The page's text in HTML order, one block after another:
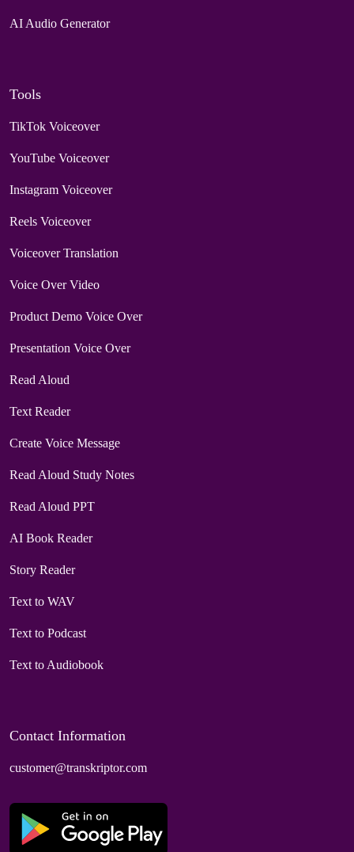
AI Audio Generator
Tools
TikTok Voiceover
YouTube Voiceover
Instagram Voiceover
Reels Voiceover
Voiceover Translation
Voice Over Video
Product Demo Voice Over
Presentation Voice Over
Read Aloud
Text Reader
Create Voice Message
Read Aloud Study Notes
Read Aloud PPT
AI Book Reader
Story Reader
Text to WAV
Text to Podcast
Text to Audiobook
Contact Information
customer@transkriptor.com